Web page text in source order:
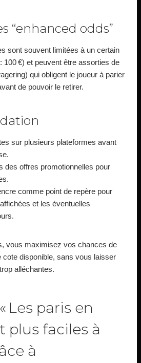
“enhanced odds”
sont souvent limitées à un certain
100 €) et peuvent être assorties de
qui obligent le joueur à parier
de pouvoir le retirer.
sur plusieurs plateformes avant
des offres promotionnelles pour
comme point de repère pour
et les éventuelles
vous maximisez vos chances de
cote disponible, sans vous laisser
alléchantes.
Les paris en
plus faciles à
à